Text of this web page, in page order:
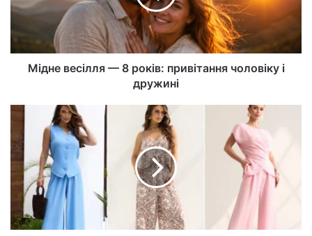
Мідне весілля — 8 років: привітання чоловіку і
дружині